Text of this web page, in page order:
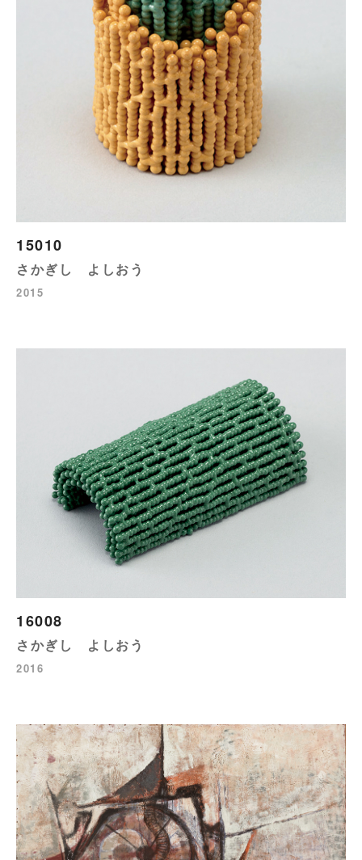
15010
さかぎし よしおう
2015
16008
さかぎし よしおう
2016